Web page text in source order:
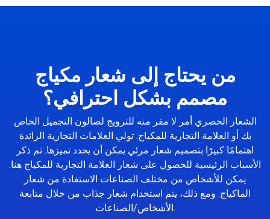
من يحتاج إلى شعار مكياج
مصمم بشكل احترافي؟
الشعار الحصري أمر لا مفر منه للترويج لصالون التجميل الخاص
بك أو العلامة التجارية للمكياج. تولي العلامات التجارية الرائدة
اهتمامًا كبيرًا بتصميم شعار مرئي يمكن أن يحدد تميزها. تم ذكر
الأسباب الرئيسية للحصول على شعار العلامة التجارية للمكياج هنا.
يمكن للأشخاص من مختلف الصناعات الاستفادة من شعار
الماكياج. ومع ذلك، يتم استخدام شعار جذاب من خلال متابعة
الأشخاص/الصناعات.